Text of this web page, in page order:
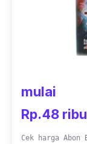
mulai
Rp.48 ribu
Cek harga